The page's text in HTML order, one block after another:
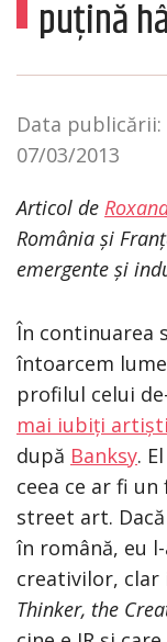
puțină
Data publicării:
07/03/2013
Articol de
România și
emergente și
În continuarea
întoarcem
profilul celui
mai iubiți
după Banksy.
ceea ce ar fi
street art.
în română, eu
creativilor, clar
Thinker, the